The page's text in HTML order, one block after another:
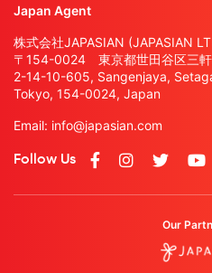
Japan Agent
株式会社JAPASIAN (JAPASIAN
〒154-0024 東京都世田谷区三
2-14-10-605, Sangenjaya,
Tokyo, 154-0024, Japan
Email: info@japasian.com
Follow Us
Our